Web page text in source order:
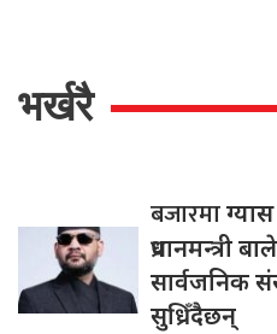
भर्खरै
बजारमा
प्रधानमन्त्री
सार्वजनिक
सुध्रिँदैछन्